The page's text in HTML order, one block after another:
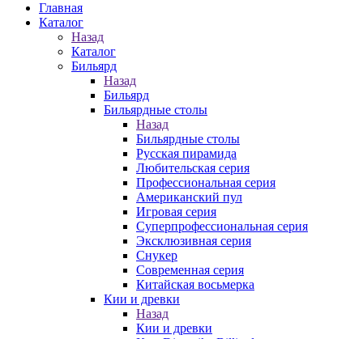
Главная
Каталог
Назад
Каталог
Бильярд
Назад
Бильярд
Бильярдные столы
Назад
Бильярдные столы
Русская пирамида
Любительская серия
Профессиональная серия
Американский пул
Игровая серия
Суперпрофессиональная серия
Эксклюзивная серия
Снукер
Современная серия
Китайская восьмерка
Кии и древки
Назад
Кии и древки